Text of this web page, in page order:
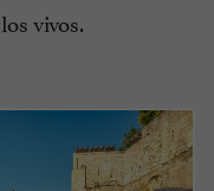
vivos.